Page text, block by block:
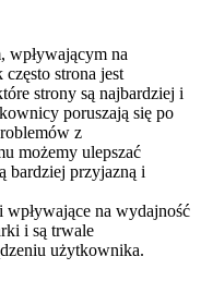
wpływającym na
strona jest
strony są najbardziej i
poruszają się po
z
możemy ulepszać
bardziej przyjazną i
na wydajność
i są trwale
użytkownika.